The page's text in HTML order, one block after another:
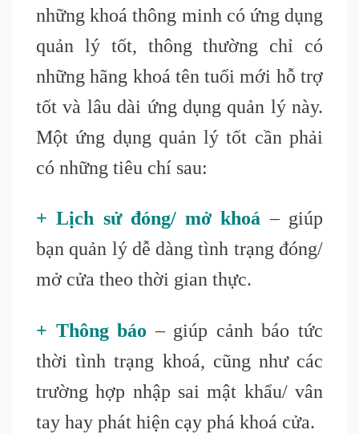
những khoá thông minh có ứng dụng
quản lý tốt, thông thường chỉ có
những hãng khoá tên tuổi mới hỗ trợ
tốt và lâu dài ứng dụng quản lý này.
Một ứng dụng quản lý tốt cần phải
có những tiêu chí sau:
+ Lịch sử đóng/ mở khoá – giúp
bạn quản lý dễ dàng tình trạng đóng/
mở cửa theo thời gian thực.
+ Thông báo – giúp cảnh báo tức
thời tình trạng khoá, cũng như các
trường hợp nhập sai mật khẩu/ vân
tay hay phát hiện cạy phá khoá cửa.